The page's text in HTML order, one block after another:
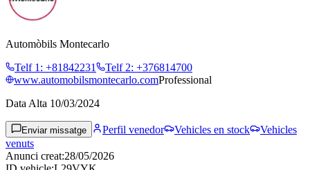
Automòbils Montecarlo
Telf 1 : +81842231 Telf 2: +376814700
www.automobilsmontecarlo.comProfessional
Data Alta 10/03/2024
Enviar missatge Perfil venedor Vehicles en stock
Vehicles
venuts
Anunci creat:28/05/2026